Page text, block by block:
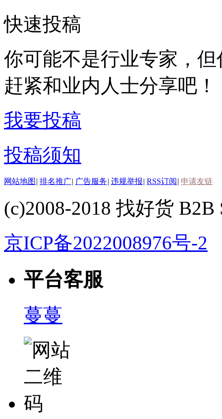
快速投稿
你可能不是行业专家，
赶紧和业内人士分享吧！
我要投稿
投稿须知
网站地图 | 排名推广| 广告服务| 违规举报| RSS订阅 | 申请友链
(c)2008-2018 找好货 B2B
京ICP备2022008976号-2
平台客服
蔓蔓